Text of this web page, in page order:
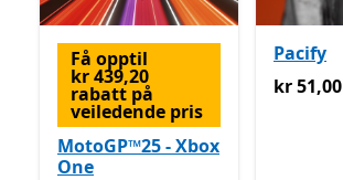
Få opptil
kr 439,20
rabatt på
veiledende pris
MotoGP™25 - Xbox
One
Pacify
kr 51,00
kr 51,00